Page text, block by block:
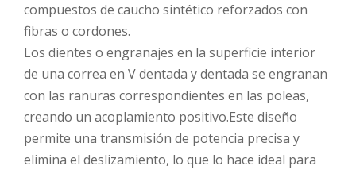
compuestos de caucho sintético reforzados con
fibras o cordones.
Los dientes o engranajes en la superficie interior
de una correa en V dentada y dentada se engranan
con las ranuras correspondientes en las poleas,
creando un acoplamiento positivo.Este diseño
permite una transmisión de potencia precisa y
elimina el deslizamiento, lo que lo hace ideal para